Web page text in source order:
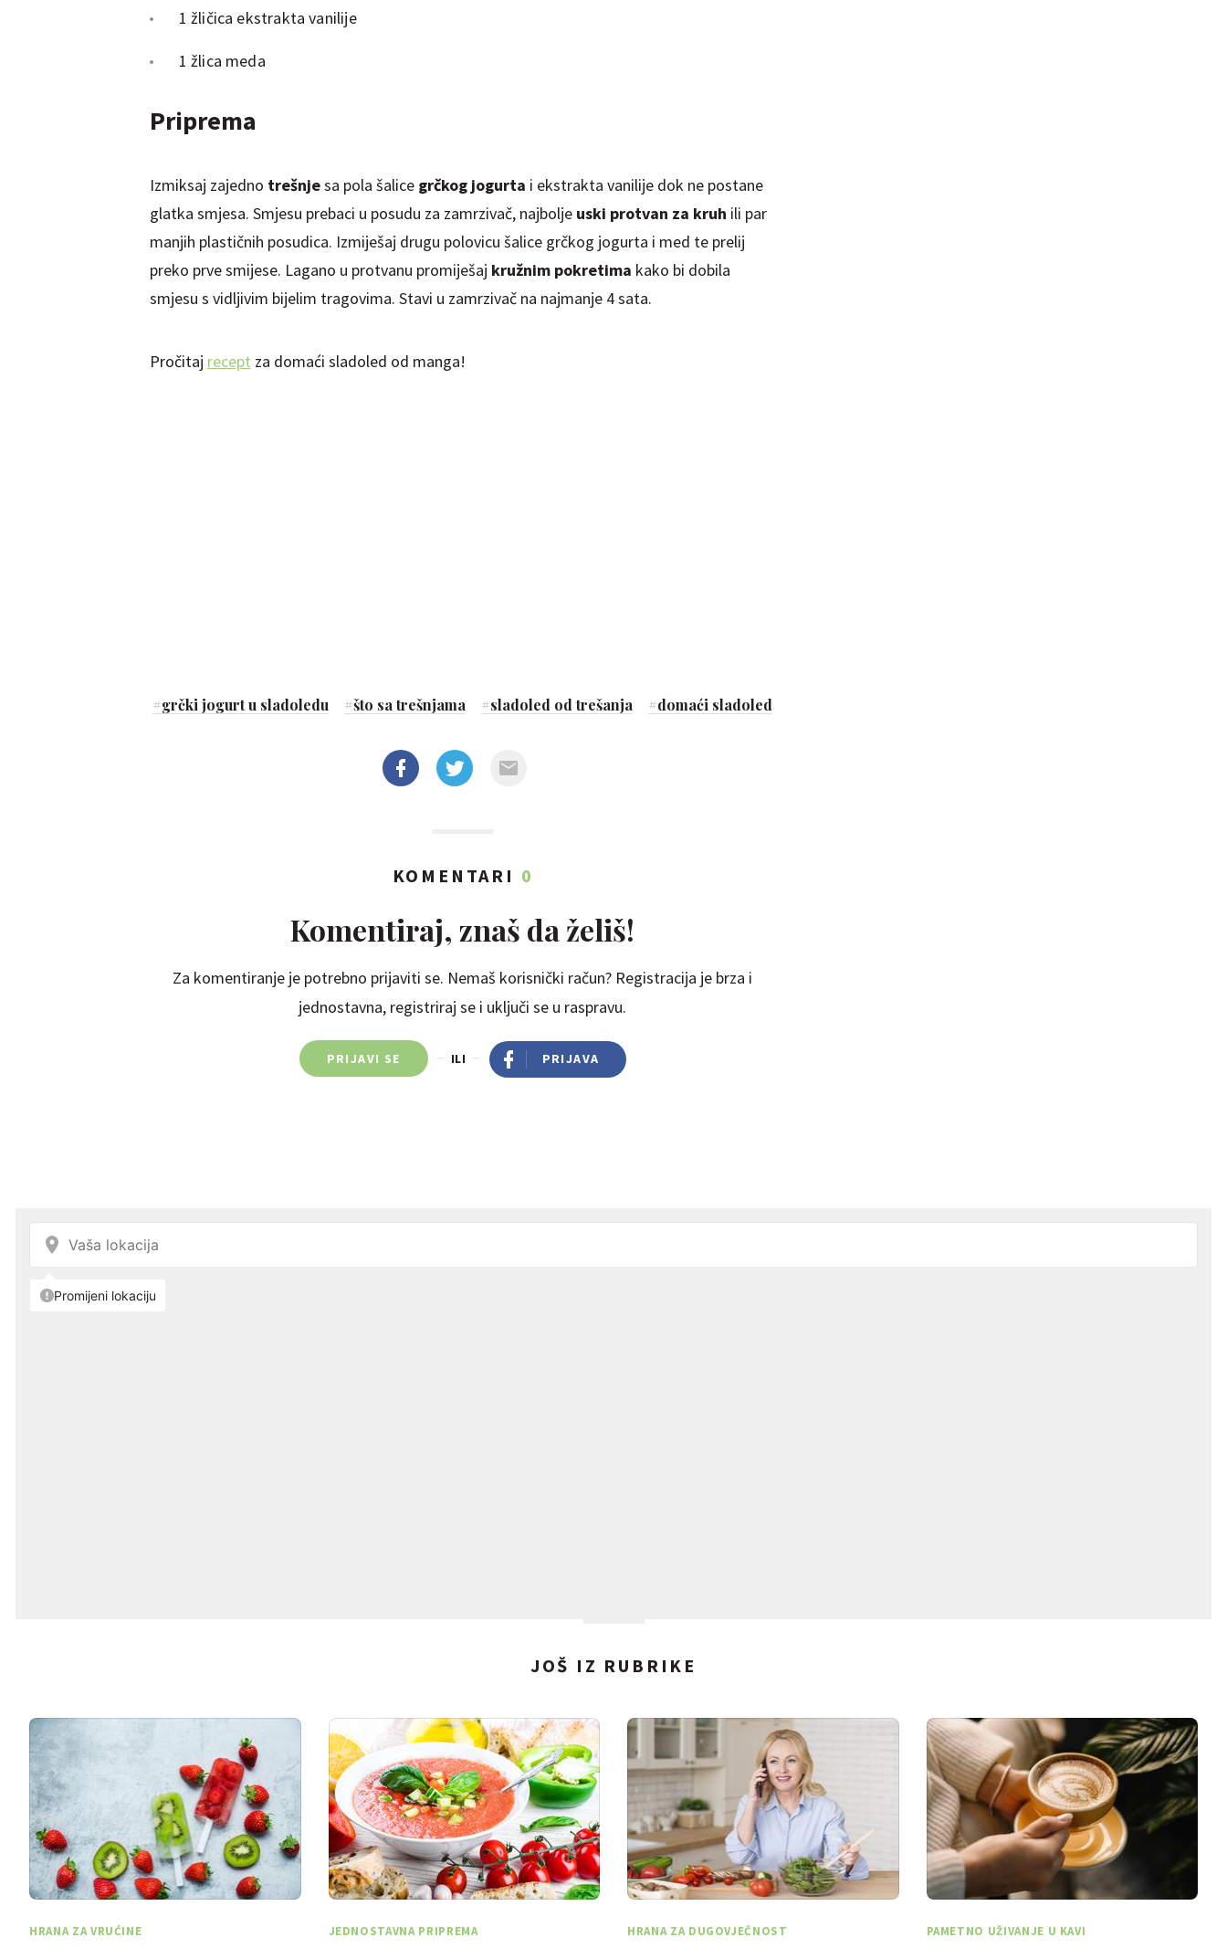
1 žličica ekstrakta vanilije
1 žlica meda
Priprema
Izmiksaj zajedno trešnjesa pola šalice grčkog jogurta i ekstrakta vanilije dok ne postane
glatka smjesa. Smjesu prebaci u posudu za zamrzivač, najboljeuski protvan za kruh ili par
manjih plastičnih posudica. Izmiješaj drugu polovicu šalice grčkog jogurta i med te prelij
preko prve smijese. Lagano u protvanu promiješaj kružnim pokretima kako bi dobila
smjesu s vidljivim bijelim tragovima. Stavi u zamrzivač na najmanje 4 sata.
Pročitaj recept za domaći sladoled od manga!
#grčki jogurt u sladoledu #što sa trešnjama #sladoled od trešanja #domaći sladoled
KOMENTARI 0
Komentiraj, znaš da želiš!
Za komentiranje je potrebno prijaviti se. Nemaš korisnički račun? Registracija je brza i
jednostavna, registriraj se i uključi se u raspravu.
PRIJAVI SE ILI PRIJAVA
JOŠ IZ RUBRIKE
HRANA ZA VRUĆINE JEDNOSTAVNA PRIPREMA HRANA ZA DUGOVJEČNOST PAMETNO UŽIVANJE U KAVI